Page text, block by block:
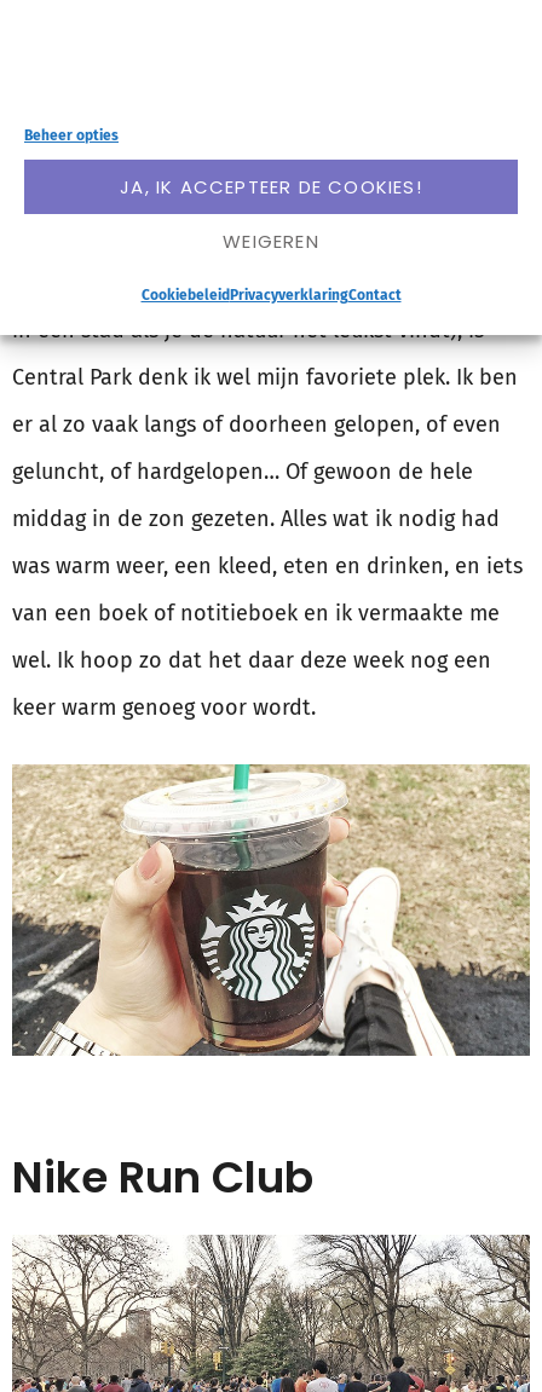
Beheer opties
JA, IK ACCEPTEER DE COOKIES!
WEIGEREN
Cookiebeleid PrivacyverklaringContact
Ik ben de afgelopen weken al zo vaak in Central
Park geweest dat ik de tel ben kwijtgeraakt. Hoe
dubbel het misschien ook klinkt (want wat doe je
in een stad als je de natuur het leukst vindt), is
Central Park denk ik wel mijn favoriete plek. Ik ben
er al zo vaak langs of doorheen gelopen, of even
geluncht, of hardgelopen… Of gewoon de hele
middag in de zon gezeten. Alles wat ik nodig had
was warm weer, een kleed, eten en drinken, en iets
van een boek of notitieboek en ik vermaakte me
wel. Ik hoop zo dat het daar deze week nog een
keer warm genoeg voor wordt.
Nike Run Club